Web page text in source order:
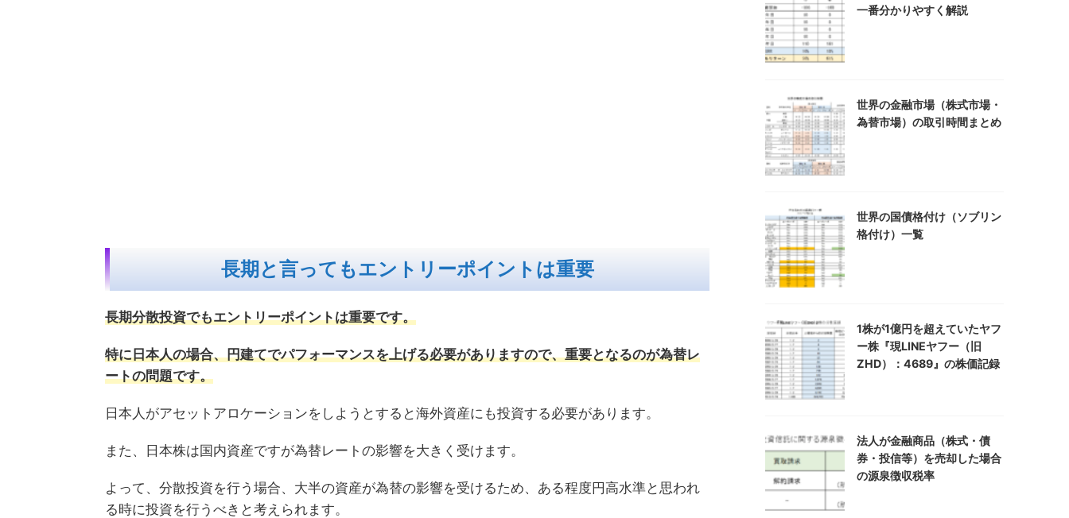
長期と言ってもエントリーポイントは重要
長期分散投資でもエントリーポイントは重要です。
特に日本人の場合、円建てでパフォーマンスを上げる必要がありますので、重要となるのが為替レ
ートの問題です。
日本人がアセットアロケーションをしようとすると海外資産にも投資する必要があります。
また、日本株は国内資産ですが為替レートの影響を大きく受けます。
よって、分散投資を行う場合、大半の資産が為替の影響を受けるため、ある程度円高水準と思われ
る時に投資を行うべきと考えられます。
一番分かりやすく解説
世界の金融市場（株式市場・
為替市場）の取引時間まとめ
世界の国債格付け（ソブリン
格付け）一覧
1株が1億円を超えていたヤフ
ー株『現LINEヤフー（旧
ZHD）：4689』の株価記録
法人が金融商品（株式・債
券・投信等）を売却した場合
の源泉徴収税率